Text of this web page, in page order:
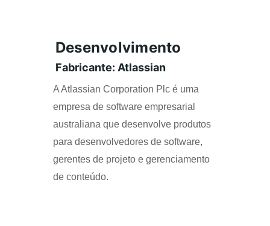
A Atlassian Corporation Plc é uma
empresa de software empresarial
australiana que desenvolve produtos
para desenvolvedores de software,
gerentes de projeto e gerenciamento
de conteúdo.
Desenvolvimento
Fabricante: Atlassian